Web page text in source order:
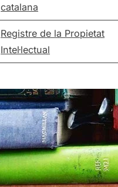
catalana
Registre de la Propietat
Intel·lectual